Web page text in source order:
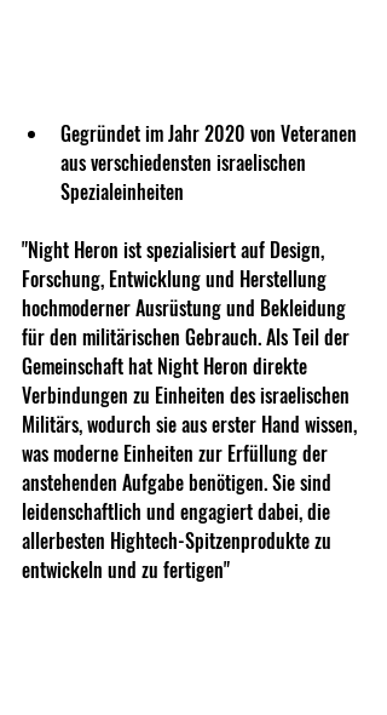
Gegründet im Jahr 2020 von Veteranen
aus verschiedensten israelischen
Spezialeinheiten
"Night Heron ist spezialisiert auf Design,
Forschung, Entwicklung und Herstellung
hochmoderner Ausrüstung und Bekleidung
für den militärischen Gebrauch.﻿﻿ Als Teil der
Gemeinschaft hat Night Heron direkte
Verbindungen zu Einheiten des israelischen
Militärs, wodurch sie aus erster Hand wissen,
was moderne Einheiten zur Erfüllung der
anstehenden Aufgabe benötigen.﻿﻿ Sie sind
leidenschaftlich und engagiert dabei, die
allerbesten Hightech-Spitzenprodukte zu
entwickeln und zu fertigen"